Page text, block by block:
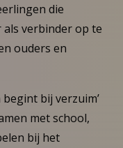
die
verbinder op te
ouders en
bij verzuim’
met school,
bij het